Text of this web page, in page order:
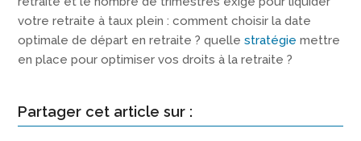
votre retraite à taux plein : comment choisir la date
optimale de départ en retraite ? quellestratégiemettre
en place pour optimiser vos droits à la retraite ?
Partager cet article sur :